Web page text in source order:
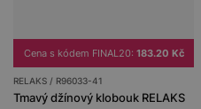
Cena s kódem FINAL20: 183.20 Kč
RELAKS / R96033-41
Tmavý džínový klobouk RELAKS